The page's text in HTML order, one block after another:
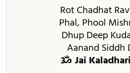
Rot Chadhat
Phal, Phool
Dhup Deep
Aanand Siddh
ॐ Jai